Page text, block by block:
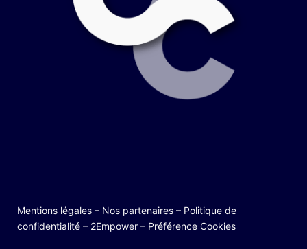
Mentions légales – Nos partenaires – Politique de
confidentialité – 2Empower – Préférence Cookies